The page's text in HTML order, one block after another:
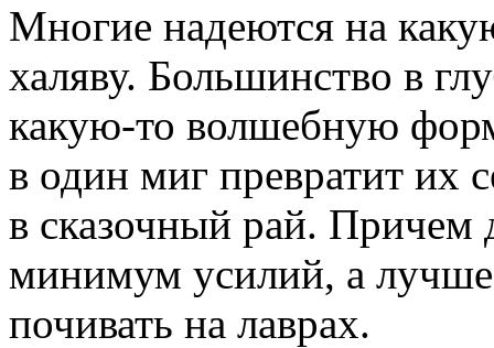
Многие надеются на
халяву. Большинство в
какую-то волшебную
в один миг превратит
в сказочный рай. Причем
минимум усилий, а лучше
почивать на лаврах.